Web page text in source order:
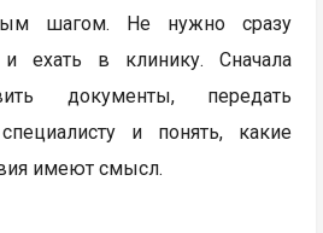
шагом. Не нужно сразу
ехать в клинику. Сначала
документы, передать
и понять, какие
имеют смысл.